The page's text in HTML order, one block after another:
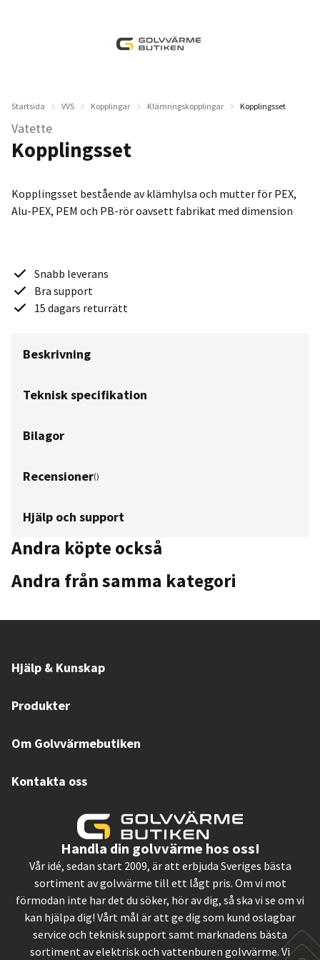
Startsida VVS Kopplingar Klämringskopplingar Kopplingsset
Vatette
Kopplingsset
Kopplingsset bestående av klämhylsa och mutter för PEX,
Alu-PEX, PEM och PB-rör oavsett fabrikat med dimension
Snabb leverans
Bra support
15 dagars returrätt
Beskrivning
Teknisk specifikation
Bilagor
Recensioner()
Hjälp och support
Andra köpte också
Andra från samma kategori
Hjälp & Kunskap
Produkter
Om Golvvärmebutiken
Kontakta oss
Handla din golvvärme hos oss!
Vår idé, sedan start 2009, är att erbjuda Sveriges bästa
sortiment av golvvärme till ett lågt pris. Om vi mot
förmodan inte har det du söker, hör av dig, så ska vi se om vi
kan hjälpa dig! Vårt mål är att ge dig som kund oslagbar
service och teknisk support samt marknadens bästa
sortiment av elektrisk och vattenburen golvvärme. Vi